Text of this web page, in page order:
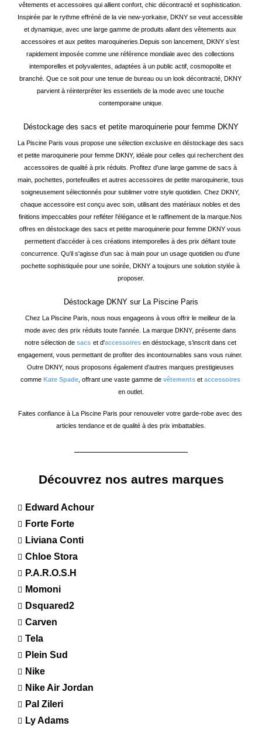
vêtements et accessoires qui allient confort, chic décontracté et sophistication.
Inspirée par le rythme effréné de la vie new-yorkaise, DKNY se veut accessible
et dynamique, avec une large gamme de produits allant des vêtements aux
accessoires et aux petites maroquineries. Depuis son lancement, DKNY s’est
rapidement imposée comme une référence mondiale avec des collections
intemporelles et polyvalentes, adaptées à un public actif, cosmopolite et
branché. Que ce soit pour une tenue de bureau ou un look décontracté, DKNY
parvient à réinterpréter les essentiels de la mode avec une touche
contemporaine unique.
Déstockage des sacs et petite maroquinerie pour femme DKNY
La Piscine Paris vous propose une sélection exclusive en déstockage des sacs
et petite maroquinerie pour femme DKNY, idéale pour celles qui recherchent des
accessoires de qualité à prix réduits. Profitez d'une large gamme de sacs à
main, pochettes, portefeuilles et autres accessoires de petite maroquinerie, tous
soigneusement sélectionnés pour sublimer votre style quotidien. Chez DKNY,
chaque accessoire est conçu avec soin, utilisant des matériaux nobles et des
finitions impeccables pour refléter l'élégance et le raffinement de la marque. Nos
offres en déstockage des sacs et petite maroquinerie pour femme DKNY vous
permettent d’accéder à ces créations intemporelles à des prix défiant toute
concurrence. Qu'il s'agisse d'un sac à main pour un usage quotidien ou d'une
pochette sophistiquée pour une soirée, DKNY a toujours une solution stylée à
proposer.
Déstockage DKNY sur La Piscine Paris
Chez La Piscine Paris, nous nous engageons à vous offrir le meilleur de la
mode avec des prix réduits toute l'année. La marque DKNY, présente dans
notre sélection de sacs et d'accessoires en déstockage, s’inscrit dans cet
engagement, vous permettant de profiter des incontournables sans vous ruiner.
Outre DKNY, nous proposons également d’autres marques prestigieuses
comme Kate Spade, offrant une vaste gamme de vêtements et accessoires
en outlet.
Faites confiance à La Piscine Paris pour renouveler votre garde-robe avec des
articles tendance et de qualité à des prix imbattables.
Découvrez nos autres marques
Edward Achour
Forte Forte
Liviana Conti
Chloe Stora
P.A.R.O.S.H
Momoni
Dsquared2
Carven
Tela
Plein Sud
Nike
Nike Air Jordan
Pal Zileri
Ly Adams